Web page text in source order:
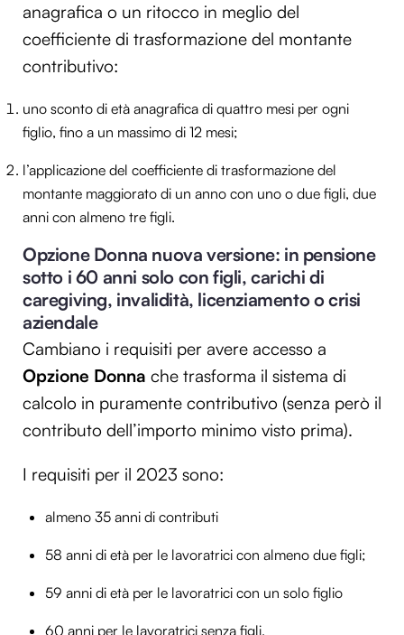
anagrafica o un ritocco in meglio del
coefficiente di trasformazione del montante
contributivo:
uno sconto di età anagrafica di quattro mesi per ogni
figlio, fino a un massimo di 12 mesi;
l’applicazione del coefficiente di trasformazione del
montante maggiorato di un anno con uno o due figli, due
anni con almeno tre figli.
Opzione Donna nuova versione: in pensione
sotto i 60 anni solo con figli, carichi di
caregiving, invalidità, licenziamento o crisi
aziendale
Cambiano i requisiti per avere accesso a
Opzione Donna che trasforma il sistema di
calcolo in puramente contributivo (senza però il
contributo dell’importo minimo visto prima).
I requisiti per il 2023 sono:
almeno 35 anni di contributi
58 anni di età per le lavoratrici con almeno due figli;
59 anni di età per le lavoratrici con un solo figlio
60 anni per le lavoratrici senza figli.